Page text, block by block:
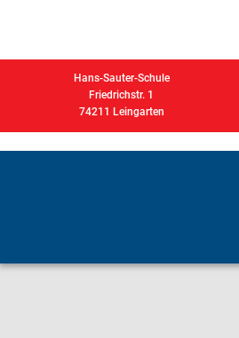
Hans-Sauter-Schule
Friedrichstr. 1
74211 Leingarten